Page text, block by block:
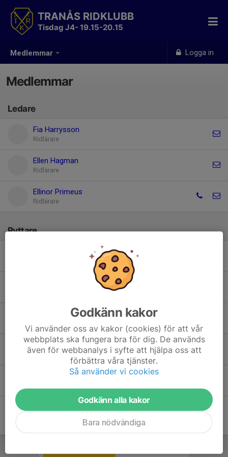
Medlemmar Logga in
TRANÅS RIDKLUBB
Tisdag J4- 19.15-20.15
Medlemmar
Ledare
Fia Harrysson
Ridlärare
Ellen Hagman
Ridlärare
Ellinor Primeus
Ridlärare
Ryttare
Inez Ahnberg
Irma Eklund
Godkänn kakor
Vi använder oss av kakor (cookies) för att vår
webbplats ska fungera bra för dig. De används
även för webbanalys i syfte att hjälpa oss att
förbättra våra tjänster.
Så använder vi cookies
Godkänn alla kakor
Bara nödvändiga